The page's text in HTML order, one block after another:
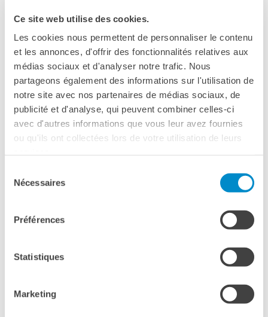
Ce site web utilise des cookies.
Les cookies nous permettent de personnaliser le contenu
et les annonces, d'offrir des fonctionnalités relatives aux
médias sociaux et d'analyser notre trafic. Nous
partageons également des informations sur l'utilisation de
notre site avec nos partenaires de médias sociaux, de
publicité et d'analyse, qui peuvent combiner celles-ci
avec d'autres informations que vous leur avez fournies
ou qu'ils ont collectées lors de votre utilisation de leurs
Nécessaires
Préférences
Statistiques
Marketing
Pleaseaccept marketing-cookiesto watch this video.
VERSIONE ORIGINALE FRANCESE
INGRESSO CON PASS IFM+ O CINÉ-CARTE
NB Le vecchie «Carte de membre» acquistate prima di
La Carte IFM non consente l’ingresso al CinéMagenta63.